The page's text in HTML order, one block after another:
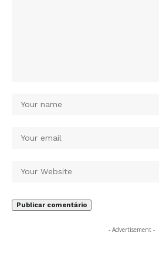
- Advertisement -